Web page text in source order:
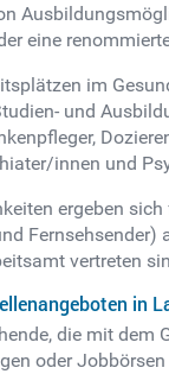
eine
im
und
innen und
ergeben
vertreten
in
die mit dem
oder